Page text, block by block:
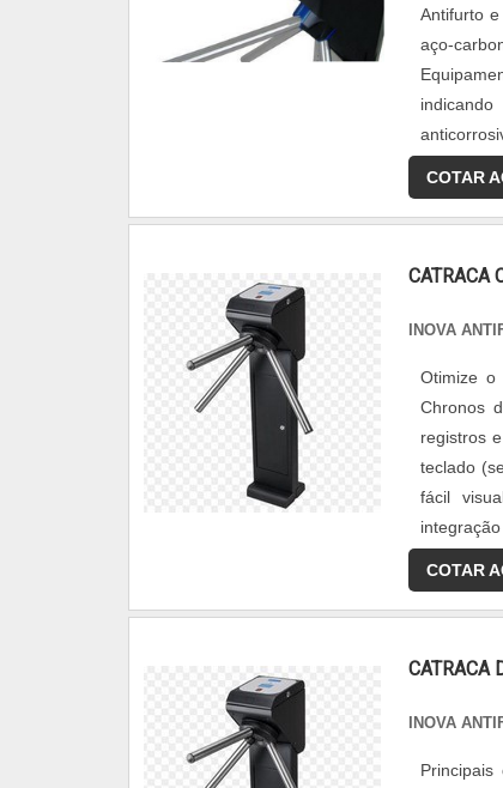
Antifurto
aço-
COTAR
CATRACA
INOVA
Otimize o
Chronos
registros
teclado
fácil
integração
COTAR
CATRACA
INOVA